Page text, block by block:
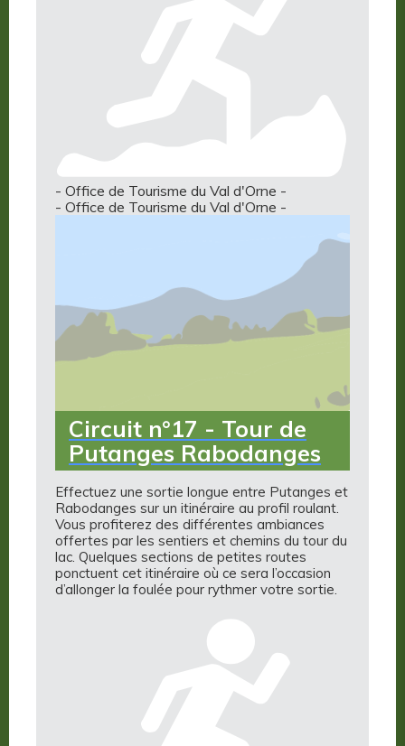
- Office de Tourisme du Val d'Orne -
- Office de Tourisme du Val d'Orne -
Circuit n°17 - Tour de
Putanges Rabodanges
Effectuez une sortie longue entre Putanges et
Rabodanges sur un itinéraire au profil roulant.
Vous profiterez des différentes ambiances
offertes par les sentiers et chemins du tour du
lac. Quelques sections de petites routes
ponctuent cet itinéraire où ce sera l’occasion
d’allonger la foulée pour rythmer votre sortie.